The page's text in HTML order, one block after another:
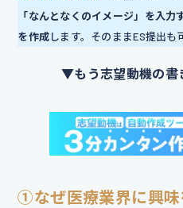
「なんとなくのイメージ」を入
を作成します。そのままES提出も
▼もう志望動機の
①なぜ医療業界に興味